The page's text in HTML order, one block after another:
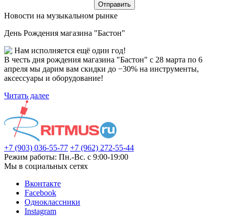
Новости на музыкальном рынке
День Рождения магазина "Бастон"
Нам исполняется ещё один год!
В честь дня рождения магазина "Бастон" с 28 марта по 6
апреля мы дарим вам скидки до −30% на инструменты,
аксессуары и оборудование!
Читать далее
+7 (903) 036-55-77 +7 (962) 272-55-44
Режим работы: Пн.-Вс. с 9:00-19:00
Мы в социальных сетях
Вконтакте
Facebook
Одноклассники
Instagram